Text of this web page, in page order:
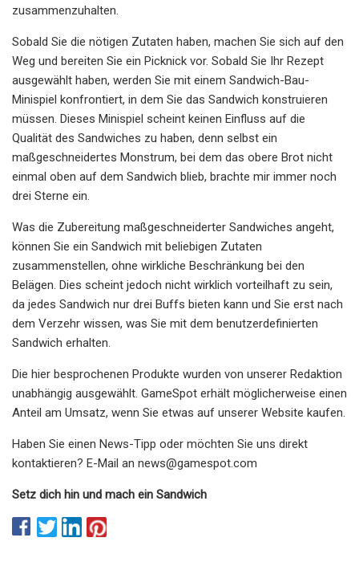
zusammenzuhalten.
Sobald Sie die nötigen Zutaten haben, machen Sie sich auf den
Weg und bereiten Sie ein Picknick vor. Sobald Sie Ihr Rezept
ausgewählt haben, werden Sie mit einem Sandwich-Bau-
Minispiel konfrontiert, in dem Sie das Sandwich konstruieren
müssen. Dieses Minispiel scheint keinen Einfluss auf die
Qualität des Sandwiches zu haben, denn selbst ein
maßgeschneidertes Monstrum, bei dem das obere Brot nicht
einmal oben auf dem Sandwich blieb, brachte mir immer noch
drei Sterne ein.
Was die Zubereitung maßgeschneiderter Sandwiches angeht,
können Sie ein Sandwich mit beliebigen Zutaten
zusammenstellen, ohne wirkliche Beschränkung bei den
Belägen. Dies scheint jedoch nicht wirklich vorteilhaft zu sein,
da jedes Sandwich nur drei Buffs bieten kann und Sie erst nach
dem Verzehr wissen, was Sie mit dem benutzerdefinierten
Sandwich erhalten.
Die hier besprochenen Produkte wurden von unserer Redaktion
unabhängig ausgewählt. GameSpot erhält möglicherweise einen
Anteil am Umsatz, wenn Sie etwas auf unserer Website kaufen.
Haben Sie einen News-Tipp oder möchten Sie uns direkt
kontaktieren? E-Mail an news@gamespot.com
Setz dich hin und mach ein Sandwich